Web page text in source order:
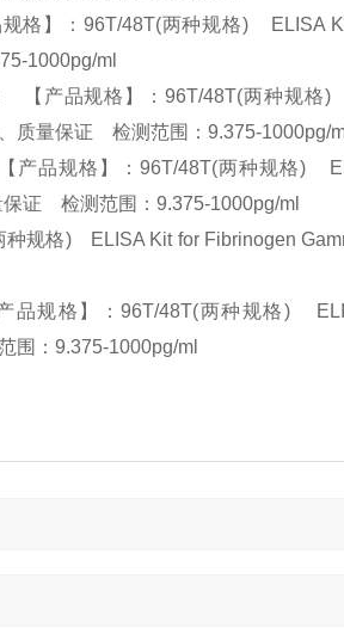
】：96T/48T(两种规格) ELISA
1000pg/ml
产品规格】：96T/48T(两种规格)
质量保证 检测范围：9.375-1000pg/
品规格】：96T/48T(两种规格)
保证 检测范围：9.375-1000pg/ml
规格) ELISA Kit for Fibrinogen
规格】：96T/48T(两种规格)
围：9.375-1000pg/ml